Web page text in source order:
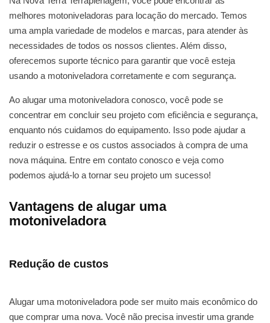
melhores motoniveladoras para locação do mercado. Temos
uma ampla variedade de modelos e marcas, para atender às
necessidades de todos os nossos clientes. Além disso,
oferecemos suporte técnico para garantir que você esteja
usando a motoniveladora corretamente e com segurança.
Ao alugar uma motoniveladora conosco, você pode se
concentrar em concluir seu projeto com eficiência e segurança,
enquanto nós cuidamos do equipamento. Isso pode ajudar a
reduzir o estresse e os custos associados à compra de uma
nova máquina. Entre em contato conosco e veja como
podemos ajudá-lo a tornar seu projeto um sucesso!
Vantagens de alugar uma
motoniveladora
Redução de custos
Alugar uma motoniveladora pode ser muito mais econômico do
que comprar uma nova. Você não precisa investir uma grande